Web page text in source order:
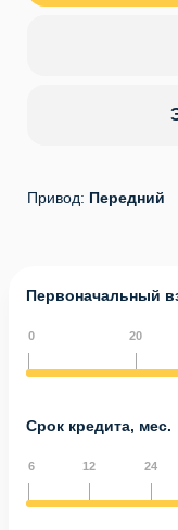
Привод: Передний
Первоначальный
0 20
Срок кредита, мес.
6 12 24